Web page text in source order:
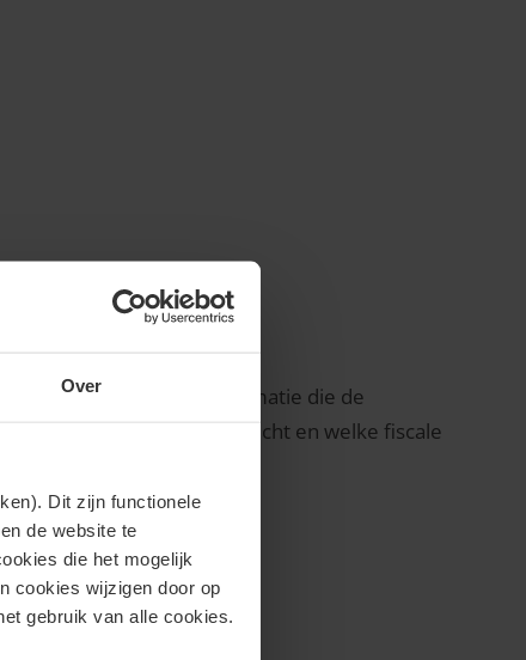
Over
Dit zijn functionele
de website te
die het mogelijk
cookies wijzigen door op
gebruik van alle cookies.
grenzen aan de informatie die de
hoe deze wordt toegelicht en welke fiscale
kaders verloopt.